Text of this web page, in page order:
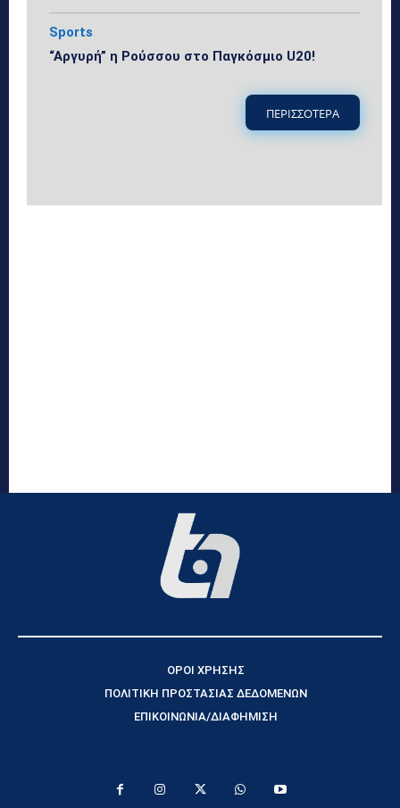
Sports
“Αργυρή” η Ρούσσου στο Παγκόσμιο U20!
ΠΕΡΙΣΣΟΤΕΡΑ
ΟΡΟΙ ΧΡΗΣΗΣ
ΠΟΛΙΤΙΚΗ ΠΡΟΣΤΑΣΙΑΣ ΔΕΔΟΜΕΝΩΝ
ΕΠΙΚΟΙΝΩΝΙΑ/ΔΙΑΦΗΜΙΣΗ